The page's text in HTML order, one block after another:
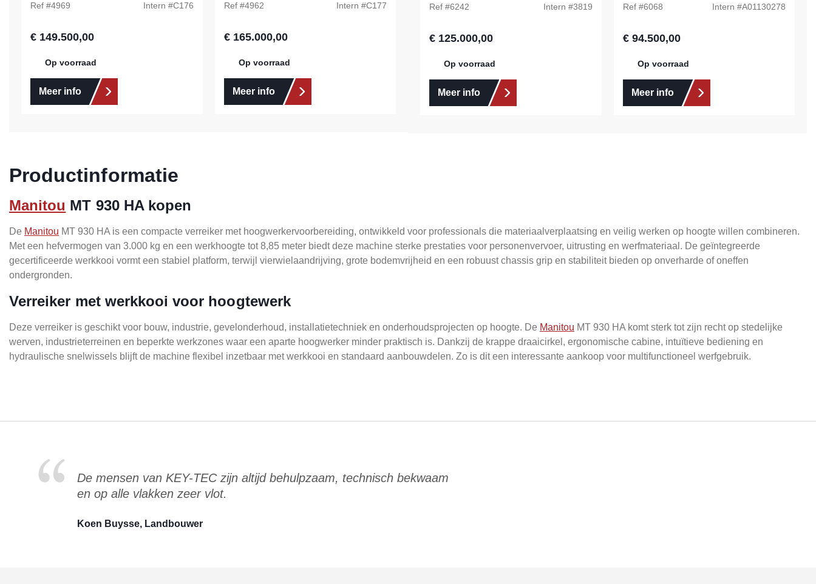
Ref #4969 Intern #C176
Normale prijs:
€ 149.500,00
Op voorraad
Meer info
Ref #4962 Intern #C177
Normale prijs:
€ 165.000,00
Op voorraad
Meer info
Ref #6242 Intern #3819
Normale prijs:
€ 125.000,00
Op voorraad
Meer info
Ref #6068 Intern #A01130278
Normale prijs:
€ 94.500,00
Op voorraad
Meer info
Productinformatie
Manitou MT 930 HA kopen
De Manitou MT 930 HA is een compacte verreiker met hoogwerkervoorbereiding, ontwikkeld voor professionals die materiaalverplaatsing en veilig werken op hoogte willen combineren.
Met een hefvermogen van 3.000 kg en een werkhoogte tot 8,85 meter biedt deze machine sterke prestaties voor personenvervoer, uitrusting en werfmateriaal. De geïntegreerde
gecertificeerde werkkooi vormt een stabiel platform, terwijl vierwielaandrijving, grote bodemvrijheid en een robuust chassis grip en stabiliteit bieden op onverharde of oneffen
ondergronden.
Verreiker met werkkooi voor hoogtewerk
Deze verreiker is geschikt voor bouw, industrie, gevelonderhoud, installatietechniek en onderhoudsprojecten op hoogte. De Manitou MT 930 HA komt sterk tot zijn recht op stedelijke
werven, industrieterreinen en beperkte werkzones waar een aparte hoogwerker minder praktisch is. Dankzij de krappe draaicirkel, ergonomische cabine, intuïtieve bediening en
hydraulische snelwissels blijft de machine flexibel inzetbaar met werkkooi en standaard aanbouwdelen. Zo is dit een interessante aankoop voor multifunctioneel werfgebruik.
De mensen van KEY-TEC zijn altijd behulpzaam, technisch bekwaam
en op alle vlakken zeer vlot.
Koen Buysse, Landbouwer